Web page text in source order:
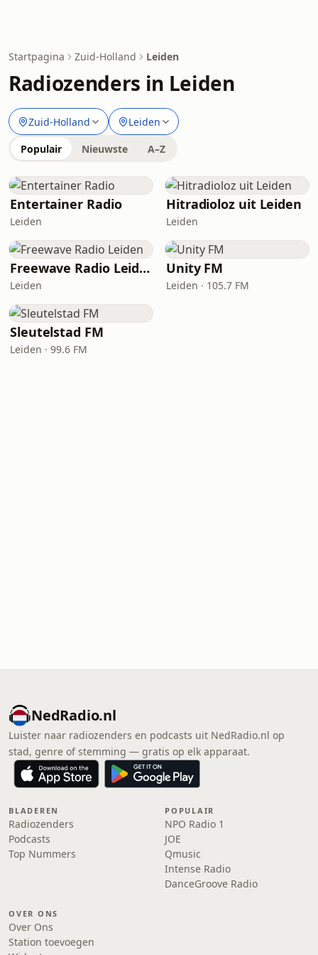
Startpagina Zuid-Holland Leiden
Radiozenders in Leiden
Zuid-Holland Leiden
Populair Nieuwste A–Z
Entertainer Radio
Leiden
Hitradioloz uit Leiden
Leiden
Freewave Radio Leiden
Leiden
Unity FM
Leiden · 105.7 FM
Sleutelstad FM
Leiden · 99.6 FM
NedRadio.nl
Luister naar radiozenders en podcasts uit NedRadio.nl op
stad, genre of stemming — gratis op elk apparaat.
BLADEREN
Radiozenders
Podcasts
Top Nummers
POPULAIR
NPO Radio 1
JOE
Qmusic
Intense Radio
DanceGroove Radio
OVER ONS
Over Ons
Station toevoegen